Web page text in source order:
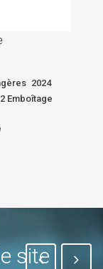
2024
Emboîtage
site